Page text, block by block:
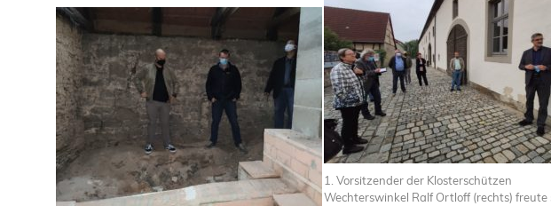
1. Vorsitzender der Klosterschützen
Wechterswinkel Ralf Ortloff (rechts) freute